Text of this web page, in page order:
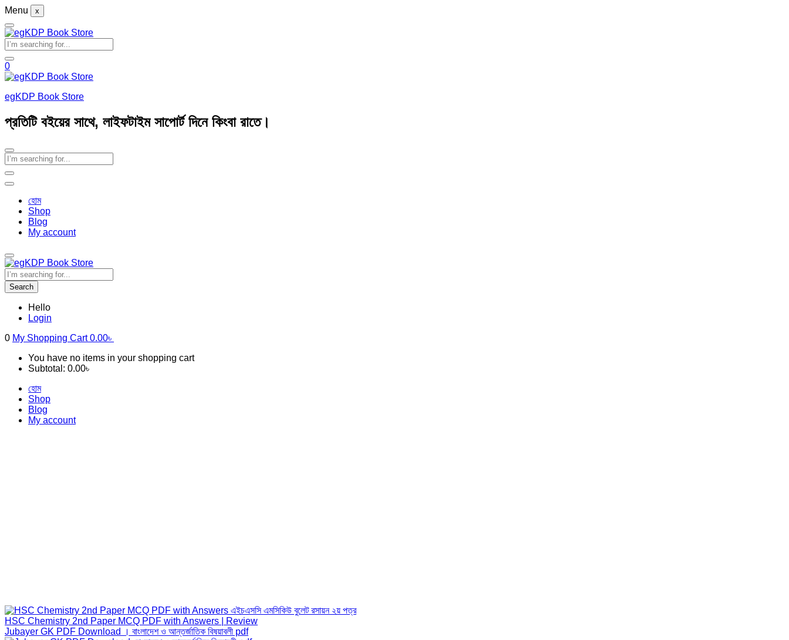
Menu x
0
egKDP Book Store
প্রতিটি বইয়ের সাথে, লাইফটাইম সাপোর্ট দিনে কিংবা রাতে।
হোম
Shop
Blog
My account
Search
Hello
Login
0 My Shopping Cart0.00৳
You have no items in your shopping cart
Subtotal: 0.00৳
হোম
Shop
Blog
My account
HSC Chemistry 2nd Paper MCQ PDF with Answers | Review
Jubayer GK PDF Download । বাংলাদেশ ও আন্তর্জাতিক বিষয়াবলী pdf